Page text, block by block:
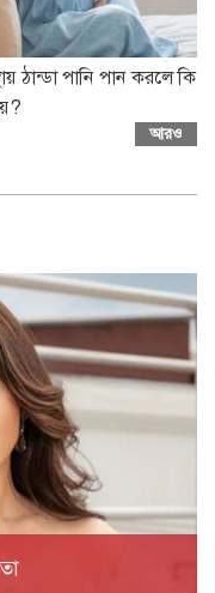
ঠান্ডা পানি পান করলে কি
আরও